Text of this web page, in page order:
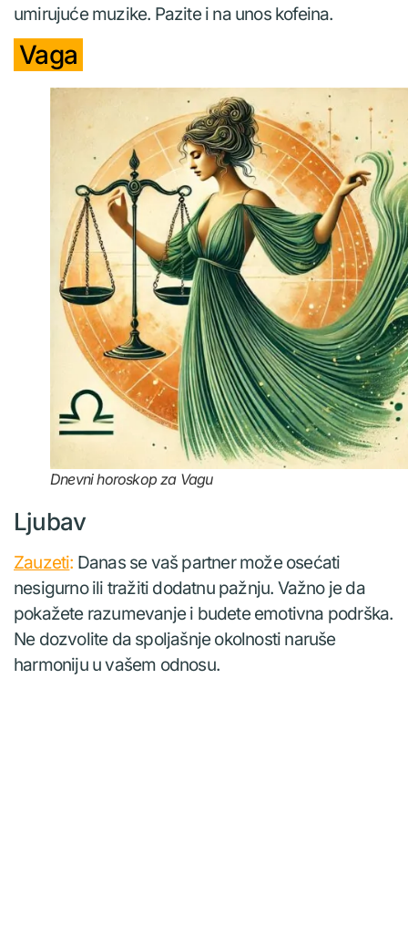
umirujuće muzike. Pazite i na unos kofeina.
Vaga
Dnevni horoskop za Vagu
Ljubav
Zauzeti: Danas se vaš partner može osećati
nesigurno ili tražiti dodatnu pažnju. Važno je da
pokažete razumevanje i budete emotivna podrška.
Ne dozvolite da spoljašnje okolnosti naruše
harmoniju u vašem odnosu.